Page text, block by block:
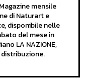
mensile
di Naturart e
disponibile nelle
del mese in
LA NAZIONE,